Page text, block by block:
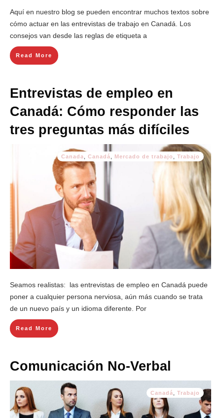
Aquí en nuestro blog se pueden encontrar muchos textos sobre
cómo actuar en las entrevistas de trabajo en Canadá. Los
consejos van desde las reglas de etiqueta a
Read More
Entrevistas de empleo en
Canadá: Cómo responder las
tres preguntas más difíciles
Canada Canadá Mercado de trabajo Trabajo
Seamos realistas: las entrevistas de empleo en Canadá puede
poner a cualquier persona nerviosa, aún más cuando se trata
de un nuevo país y un idioma diferente. Por
Read More
Comunicación No-Verbal
Canadá Trabajo